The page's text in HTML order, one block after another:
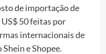
de importação de
50 feitas por
internacionais de
e Shopee.